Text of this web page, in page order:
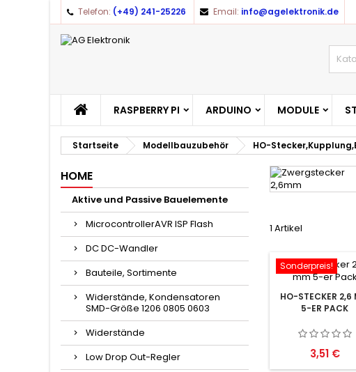
Telefon: (+49) 241-25226 Email: info@agelektronik.de
RASPBERRY PI ARDUINO MODULE
Startseite Modellbauzubehör HO-
HOME
Aktive und Passive Bauelemente
MicrocontrollerAVR ISP Flash
DC DC-Wandler
Bauteile, Sortimente
Widerstände, Kondensatoren
SMD-Größe 1206 0805 0603
Widerstände
Low Drop Out-Regler
1 Artikel
Sonderpreis!
HO-STECKER 2,6
5-ER PACK
Preis
3,51 €